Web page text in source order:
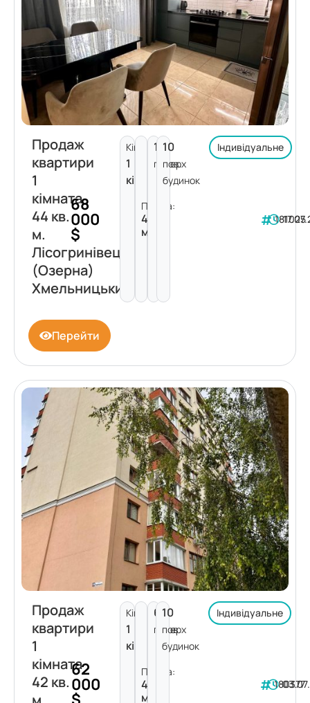
Продаж
квартири
1
кімната
44 кв.
м.
Лісогринівецька
(Озерна)
Хмельницький
68
000
$
Кімнат:
1
кімната
Площа:
44
м²
10
поверх
10
пов.
будинок
Індивідуальне
181025
Перейти
Продаж
квартири
1
кімната
42 кв.
62
000
Кімнат:
1
кімната
Площа:
42
м²
6
поверх
10
пов.
будинок
Індивідуальне
180377